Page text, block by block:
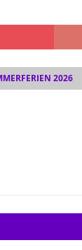
2026